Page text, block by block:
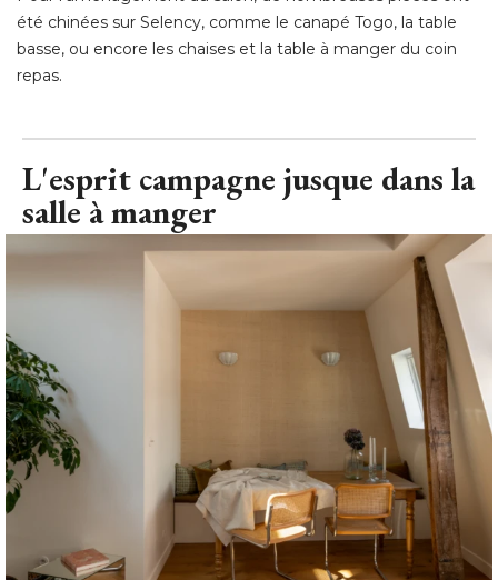
été chinées sur Selency, comme le canapé Togo, la table
basse, ou encore les chaises et la table à manger du coin
repas.
L'esprit campagne jusque dans la
salle à manger